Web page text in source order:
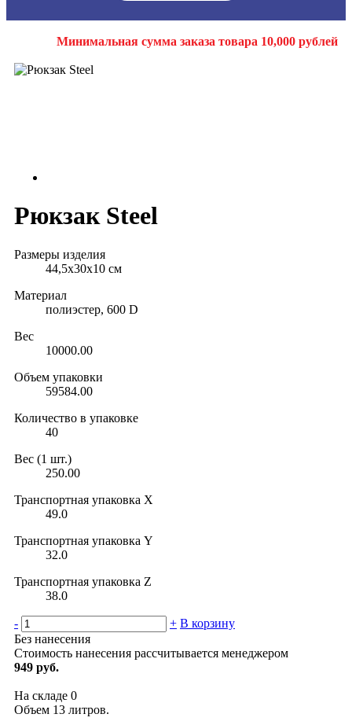
Минимальная сумма заказа товара 10,000 рублей
Рюкзак Steel
Размеры изделия
44,5х30х10 см
Материал
полиэстер, 600 D
Вес
10000.00
Объем упаковки
59584.00
Количество в упаковке
40
Вес (1 шт.)
250.00
Транспортная упаковка X
49.0
Транспортная упаковка Y
32.0
Транспортная упаковка Z
38.0
- + В корзину
Без нанесения
Стоимость нанесения рассчитывается менеджером
949 руб.
На складе 0
Объем 13 литров.